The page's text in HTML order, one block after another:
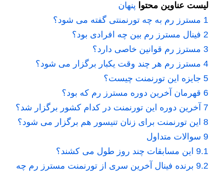
لیست عناوین محتوا پنهان
1 مسترز رم به چه تورنمنتی گفته می شود؟
2 فینال مسترز رم بین چه افرادی بود؟
3 مسترز رم قوانین خاصی دارد؟
4 مسترز رم هر چند وقت یکبار برگزار می شود؟
5 جایزه این تورنمنت چیست؟
6 قهرمان آخرین دوره مسترز رم که بود؟
7 آخرین دوره این تورنمنت در کدام کشور برگزار شد؟
8 این تورنمنت برای زنان تنیسور هم برگزار می شود؟
9 سوالات متداول
9.1 این مسابقات چند روز طول می کشند؟
9.2 برنده فینال آخرین سری از تورنمنت مسترز رم چه